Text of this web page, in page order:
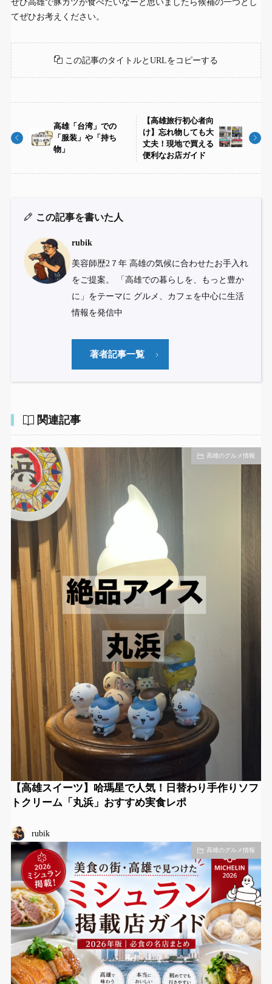
ぜひ高雄で豚カツが食べたいなーと思いましたら候補の一つとし
てぜひお考えください。
この記事のタイトルとURLをコピーする
高雄「台湾」での
「服装」や「持ち
物」
【高雄旅行初心者向
け】忘れ物しても大
丈夫！現地で買える
便利なお店ガイド
この記事を書いた人
rubik
美容師歴2７年 高雄の気候に合わせたお手入れ
をご提案。 「高雄での暮らしを、もっと豊か
に」をテーマに グルメ、カフェを中心に生活
情報を発信中
著者記事一覧
関連記事
高雄のグルメ情報
【高雄スイーツ】哈瑪星で人気！日替わり手作りソフ
トクリーム「丸浜」おすすめ実食レポ
rubik
高雄のグルメ情報